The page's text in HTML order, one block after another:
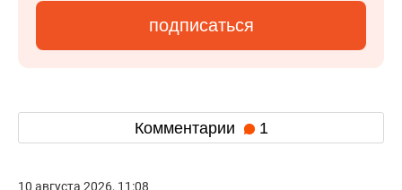
подписаться
Комментарии 1
10 августа 2026, 11:08